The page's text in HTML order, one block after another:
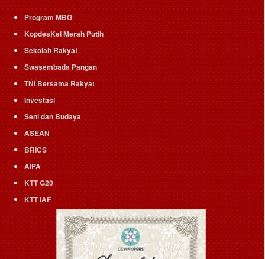
Program MBG
KopdesKel Merah Putih
Sekolah Rakyat
Swasembada Pangan
TNI Bersama Rakyat
Investasi
Seni dan Budaya
ASEAN
BRICS
AIPA
KTT G20
KTT IAF